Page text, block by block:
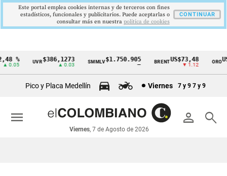
Cintillo
económicos
Colombia
% UVR$386,1273
▲ 0.03
SMMLV$1.750.905 BRENTUS$73,48
▼ 1.12
ORO
Pico y Placa Medellín Viernes 7 y 9 7 y 9
person search
Viernes, 7 de Agosto de 2026
menu
Este portal emplea cookies internas y de terceros con fines
estadísticos, funcionales y publicitarios. Puede aceptarlas o
consultar más en nuestra politica de cookies
CONTINUAR